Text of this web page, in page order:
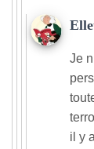
Je
il y